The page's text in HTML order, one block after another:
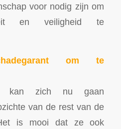
voor nodig zijn om
en veiligheid te
om te
kan zich nu gaan
van de rest van de
is mooi dat ze ook